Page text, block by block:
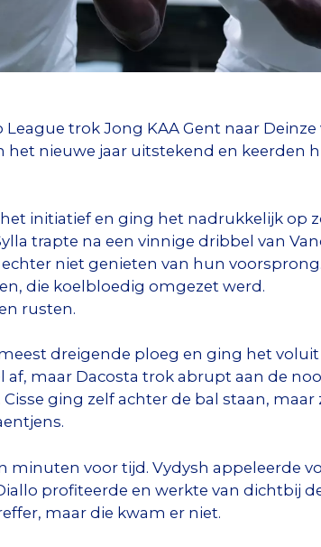
trok Jong KAA Gent naar
het nieuwe jaar uitstekend en keerden
initiatief en ging het nadrukkelijk op
trapte na een vinnige dribbel van
niet genieten van hun
die koelbloedig omgezet werd.
rusten.
dreigende ploeg en ging het voluit
maar Dacosta trok abrupt aan de
ging zelf achter de bal staan,
minuten voor tijd. Vydysh appeleerde
profiteerde en werkte van dichtbij
maar die kwam er niet.